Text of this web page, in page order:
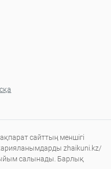
сайттың меншігі
zhaikuni.kz/
салынады. Барлық